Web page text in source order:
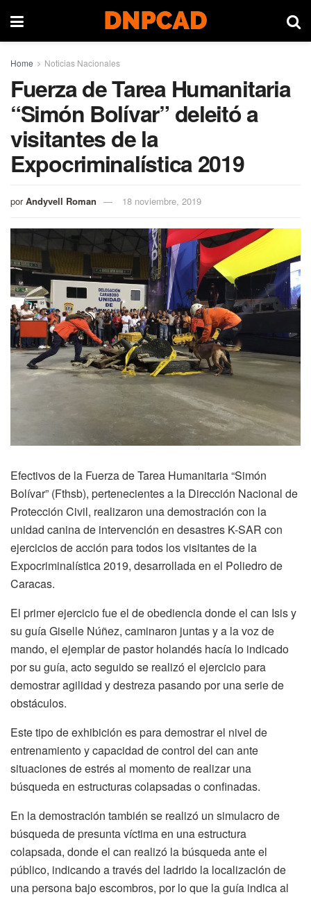
Home Noticias Nacionales
Fuerza de Tarea Humanitaria
“Simón Bolívar” deleitó a
visitantes de la
Expocriminalística 2019
por Andyvell Roman 18 noviembre, 2019
Efectivos de la Fuerza de Tarea Humanitaria “Simón
Bolívar” (Fthsb), pertenecientes a la Dirección Nacional de
Protección Civil, realizaron una demostración con la
unidad canina de intervención en desastres K-SAR con
ejercicios de acción para todos los visitantes de la
Expocriminalística 2019, desarrollada en el Poliedro de
Caracas.
El primer ejercicio fue el de obediencia donde el can Isis y
su guía Giselle Núñez, caminaron juntas y a la voz de
mando, el ejemplar de pastor holandés hacía lo indicado
por su guía, acto seguido se realizó el ejercicio para
demostrar agilidad y destreza pasando por una serie de
obstáculos.
Este tipo de exhibición es para demostrar el nivel de
entrenamiento y capacidad de control del can ante
situaciones de estrés al momento de realizar una
búsqueda en estructuras colapsadas o confinadas.
En la demostración también se realizó un simulacro de
búsqueda de presunta víctima en una estructura
colapsada, donde el can realizó la búsqueda ante el
público, indicando a través del ladrido la localización de
una persona bajo escombros, por lo que la guía indica al